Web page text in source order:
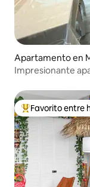
Apartamento en
Impresionante
Favorito entre
Favorito entre